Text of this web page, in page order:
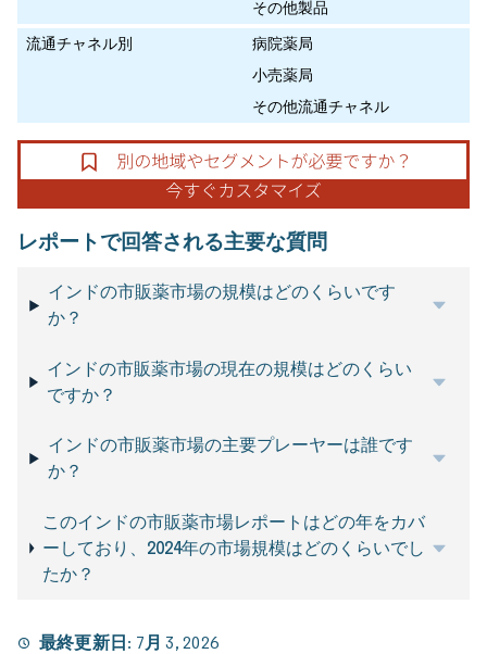
その他製品
流通チャネル別
病院薬局
小売薬局
その他流通チャネル
レポートで回答される主要な質問
インドの市販薬市場の規模はどのくらいです
か？
インドの市販薬市場の現在の規模はどのくらい
ですか？
インドの市販薬市場の主要プレーヤーは誰です
か？
このインドの市販薬市場レポートはどの年をカバ
ーしており、2024年の市場規模はどのくらいでし
たか？
最終更新日: 7月 3, 2026